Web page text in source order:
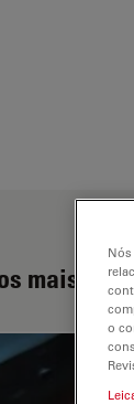
mais
o